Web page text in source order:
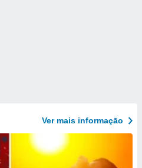
Ver mais informaçāo